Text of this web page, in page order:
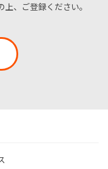
上、ご登録ください。